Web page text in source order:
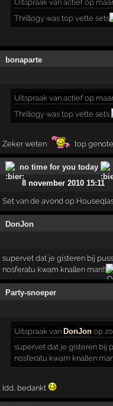
Uitspraak van actief op
Thrillogy was top vette sets
bonaparte
Uitspraak van actief op
Thrillogy was top vette sets
Zeker weten top
no time for you today
8 november 2010 15:11
Set van de avond op
DonJon
supervet dat je gisteren bij
nosferatu kwam knallen man!!
Party-snoeper
Uitspraak vanDonJon op
supervet dat je gisteren bij
nosferatu kwam knallen
Idd, bedankt